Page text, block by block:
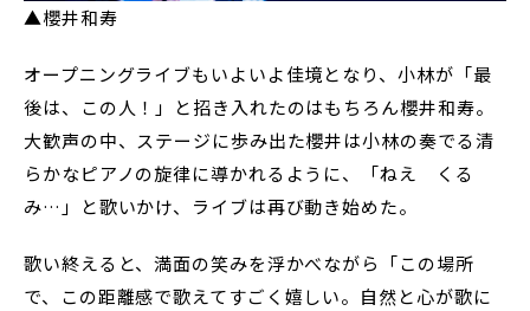
▲櫻井和寿
オープニングライブもいよいよ佳境となり、小林が「最
後は、この人！」と招き入れたのはもちろん櫻井和寿。
大歓声の中、ステージに歩み出た櫻井は小林の奏でる清
らかなピアノの旋律に導かれるように、「ねえ くる
み…」と歌いかけ、ライブは再び動き始めた。
歌い終えると、満面の笑みを浮かべながら「この場所
で、この距離感で歌えてすごく嬉しい。自然と心が歌に